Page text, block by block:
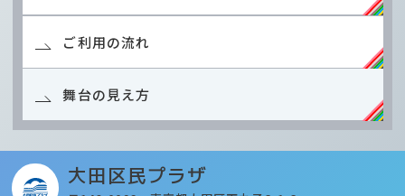
ご利用の流れ
舞台の見え方
大田区民プラザ